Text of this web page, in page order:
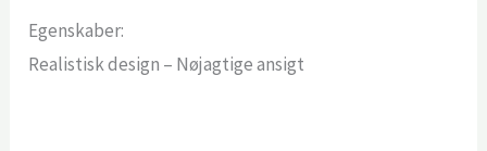
Egenskaber:
Realistisk design – Nøjagtige ansigt